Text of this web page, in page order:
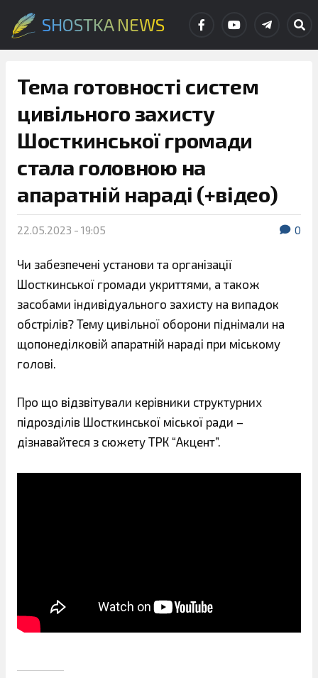
SHOSTKA NEWS
Тема готовності систем
цивільного захисту
Шосткинської громади
стала головною на
апаратній нараді (+відео)
22.05.2023 - 19:05 0
Чи забезпечені установи та організації
Шосткинської громади укриттями, а також
засобами індивідуального захисту на випадок
обстрілів? Тему цивільної оборони піднімали на
щопонеділковій апаратній нараді при міському
голові.
Про що відзвітували керівники структурних
підрозділів Шосткинської міської ради –
дізнавайтеся з сюжету ТРК “Акцент”.